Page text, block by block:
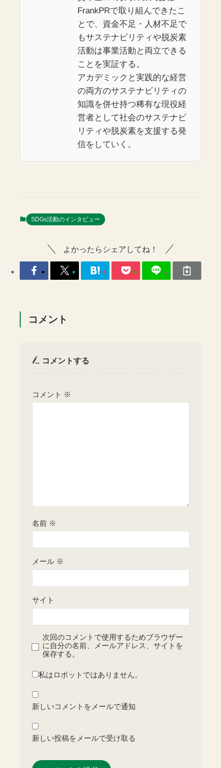
FrankPRで取り組んできたこ
とで、資金不足・人材不足で
もサステナビリティや脱炭素
活動は事業活動と両立できる
ことを実証する。
アカデミックと実践的な経営
の両方のサステナビリティの
知識を併せ持つ稀有な現役経
営者として社会のサステナビ
リティや脱炭素を支援する発
信をしていく。
SDGs活動のインタビュー
よかったらシェアしてね！
コメント
コメントする
コメント ※
名前 ※
メール ※
サイト
次回のコメントで使用するためブラウザー
に自分の名前、メールアドレス、サイトを
保存する。
私はロボットではありません。
新しいコメントをメールで通知
新しい投稿をメールで受け取る